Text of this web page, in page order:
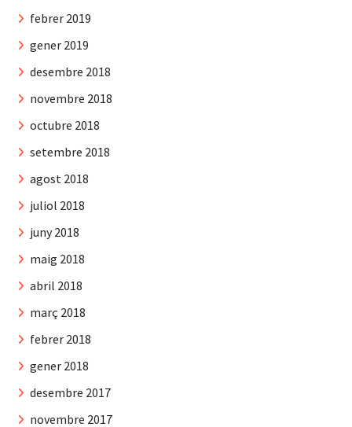
febrer 2019
gener 2019
desembre 2018
novembre 2018
octubre 2018
setembre 2018
agost 2018
juliol 2018
juny 2018
maig 2018
abril 2018
març 2018
febrer 2018
gener 2018
desembre 2017
novembre 2017